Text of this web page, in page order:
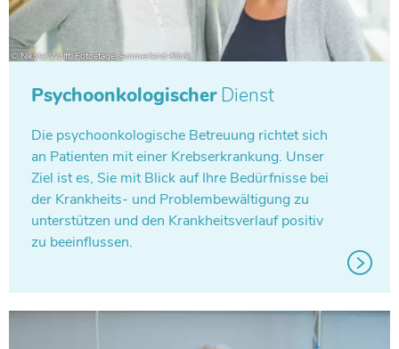
PsychoonkologischerDienst
Die psy­cho­on­ko­lo­gi­sche Betreu­ung richtet sich
an Pati­en­ten mit einer Krebs­er­kran­kung. Unser
Ziel ist es, Sie mit Blick auf Ihre Bedürf­nisse bei
der Krank­heits- und Pro­blem­be­wäl­ti­gung zu
unter­stüt­zen und den Krank­heits­ver­lauf positiv
zu beeinflussen.